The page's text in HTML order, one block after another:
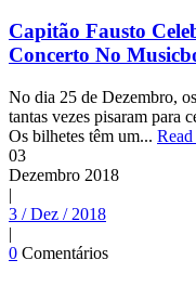
Capitão Fausto
Concerto No
No dia 25 de Dezembro,
tantas vezes pisaram para
Os bilhetes têm um...
03
Dezembro 2018
|
3 / Dez / 2018
|
0 Comentários